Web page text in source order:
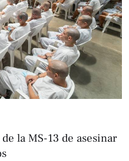
la MS-13 de asesinar